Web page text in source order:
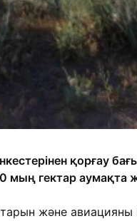
қорғау
мың гектар аумақта
және